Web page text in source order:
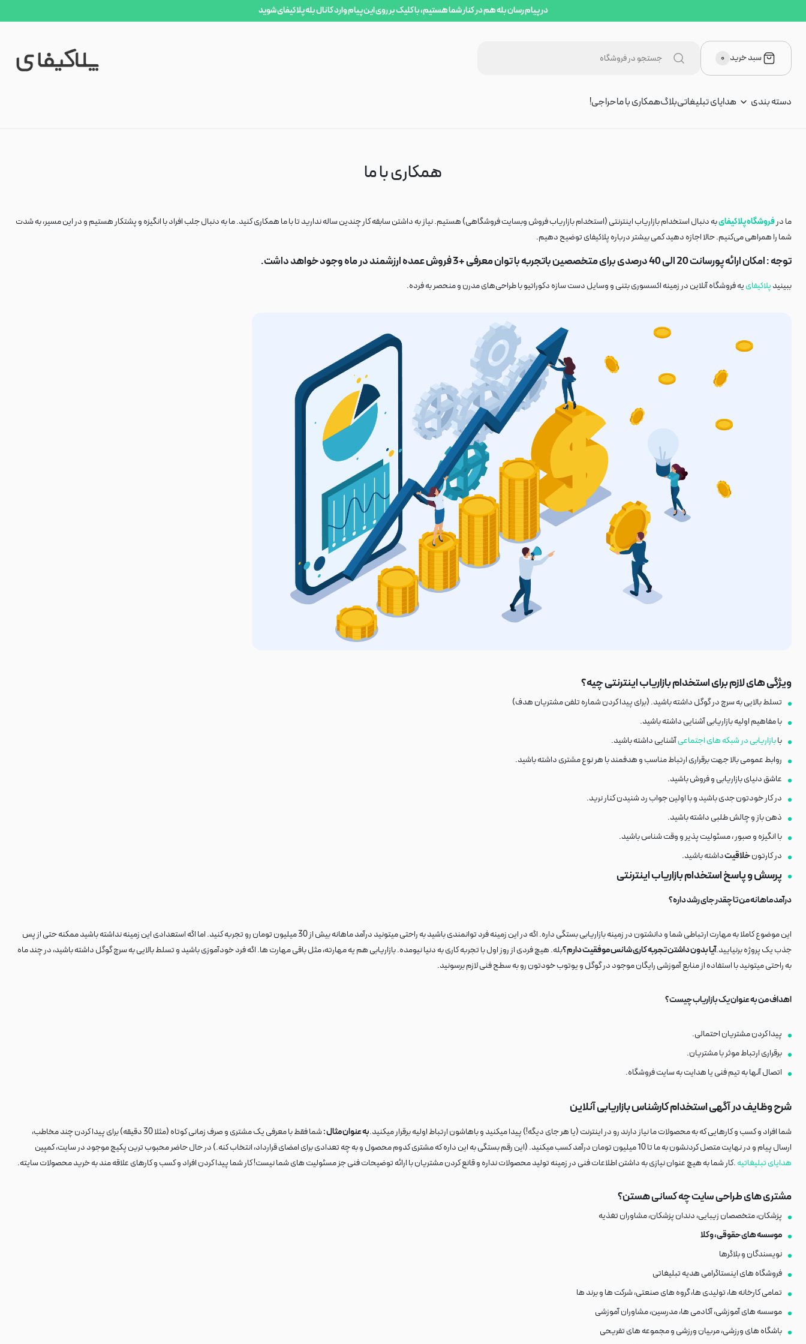
در پیام رسان بله هم در کنار شما هستیم، با کلیک بر روی این پیام وارد کانال بله پلاکیفای شوید
سبد خرید ۰
دسته بندی هدایای تبلیغاتیبلاگهمکاری با ماحراجی!
همکاری با ما
ما درفروشگاه پلاکیفایبه دنبال استخدام بازاریاب اینترنتی (استخدام بازاریاب فروش وبسایت فروشگاهی) هستیم. نیاز به داشتن سابقه کار چندین ساله ندارید تا با ما همکاری کنید. ما به دنبال جلب افراد با انگیزه و پشتکار هستیم و در این مسیر، به شدت
شما را همراهی می‌کنیم. حالا اجازه دهید کمی بیشتر درباره پلاکیفای توضیح دهیم.
توجه :امکان ارائه پورسانت 20 الی 40 درصدی برای متخصصین باتجربه با توان معرفی +3 فروش عمده ارزشمند در ماه وجود خواهد داشت.
ببینیدپلاکیفاییه فروشگاه آنلاین در زمینه اکسسوری بتنی و وسایل دست سازه دکوراتیو با طراحی‌های مدرن و منحصر به فرده.
ویژگی های لازم برای استخدام بازاریاب اینترنتی چیه؟
تسلط بالایی به سرچ در گوگل داشته باشید. (برای پیدا کردن شماره تلفن مشتریان هدف)
با مفاهیم اولیه بازاریابی آشنایی داشته باشید.
بابازاریابی در شبکه های اجتماعیآشنایی داشته باشید.
روابط عمومی بالا جهت برقراری ارتباط مناسب و هدفمند با هر نوع مشتری داشته باشید.
عاشق دنیای بازاریابی و فروش باشید.
در کار خودتون جدی باشید و با اولین جواب رد شنیدن کنار نرید.
ذهن باز و چالش طلبی داشته باشید.
با انگیزه و صبور ، مسئولیت پذیر و وقت شناس باشید.
در کارتونخلاقیتداشته باشید.
پرسش و پاسخ استخدام بازاریاب اینترنتی
درآمد ماهانه من تا چقدر جای رشد داره؟
این موضوع کاملا به مهارت ارتباطی شما و دانشتون در زمینه بازاریابی بستگی داره. اگه در این زمینه فرد توانمندی باشید به راحتی میتونید درآمد ماهانه بیش از 30 میلیون تومان رو تجربه کنید. اما اگه استعدادی این زمینه نداشته باشید ممکنه حتی از پس
جذب یک پروژه برنیایید.آیا بدون داشتن تجربه کاری شانس موفقیت دارم؟بله. هیچ فردی از روز اول با تجربه کاری به دنیا نیومده. بازاریابی هم یه مهارته، مثل باقی مهارت ها. اگه فرد خودآموزی باشید و تسلط بالایی به سرچ گوگل داشته باشید، در چند ماه
به راحتی میتونید با استفاده از منابع آموزشی رایگان موجود در گوگل و یوتوب خودتون رو به سطح فنی لازم برسونید.
اهداف من به عنوان یک بازاریاب چیست؟
پیدا کردن مشتریان احتمالی.
برقراری ارتباط موثر با مشتریان.
اتصال آنها به تیم فنی یا هدایت به سایت فروشگاه.
شرح وظایف در آگهی استخدام کارشناس بازاریابی آنلاین
شما افراد و کسب و کارهایی که به محصولات ما نیاز دارند رو در اینترنت (یا هر جای دیگه!) پیدا میکنید و باهاشون ارتباط اولیه برقرار میکنید.به عنوان مثال :
شما فقط با معرفی یک مشتری و صرف زمانی کوتاه (مثلا 30 دقیقه) برای پیدا کردن چند مخاطب،
ارسال پیام و در نهایت متصل کردنشون به ما تا 10 میلیون تومان درآمد کسب میکنید. (این رقم بستگی به این داره که مشتری کدوم محصول و به چه تعدادی برای امضای قرارداد، انتخاب کنه.) در حال حاضر محبوب ترین پکیج موجود در سایت، کمپین
هدایای تبلیغاتیه.کار شما به هیچ عنوان نیازی به داشتن اطلاعات فنی در زمینه تولید محصولات نداره و قانع کردن مشتریان با ارائه توضیحات فنی جز مسئولیت های شما نیست! کار شما پیدا کردن افراد و کسب و کارهای علاقه مند به خرید محصولات سایته.
مشتری های طراحی سایت چه کسانی هستن؟
پزشکان، متخصصان زیبایی، دندان پزشکان، مشاوران تغذیه
موسسه های حقوقی، وکلا
نویسندگان و بلاگرها
فروشگاه های اینستاگرامی هدیه تبلیغاتی
تمامی کارخانه ها، تولیدی ها، گروه های صنعتی، شرکت ها و برند ها
موسسه های آموزشی، آکادمی ها، مدرسین، مشاوران آموزشی
باشگاه های ورزشی، مربیان ورزشی و مجموعه های تفریحی